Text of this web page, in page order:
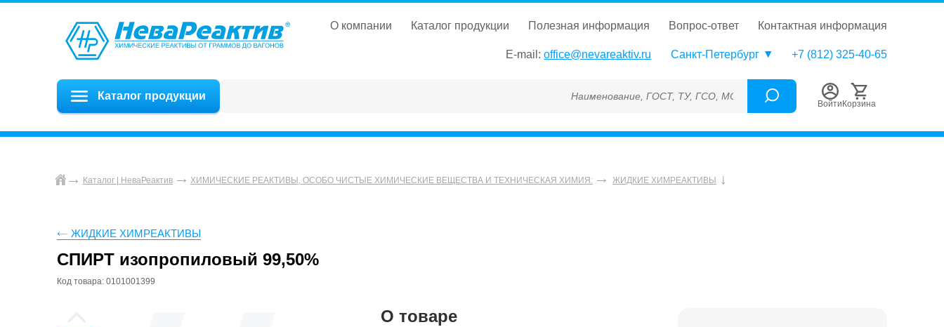
о компании каталог продукции полезная информация вопрос-ответ контактная информация
E-mail: office@nevareaktiv.ru Санкт-Петербург +7 (812) 325-40-65
Каталог продукции Наименование, ГОСТ, ТУ, ГСО, МСО, ОСО, СОП, ГРСИ, Каталожный номер
Войти Корзина
Каталог | НеваРеактив ХИМИЧЕСКИЕ РЕАКТИВЫ, ОСОБО ЧИСТЫЕ ХИМИЧЕСКИЕ ВЕЩЕСТВА И ТЕХНИЧЕСКАЯ ХИМИЯ: ЖИДКИЕ ХИМРЕАКТИВЫ
ЖИДКИЕ ХИМРЕАКТИВЫ
СПИРТ изопропиловый 99,50%
Код товара: 0101001399
О товаре